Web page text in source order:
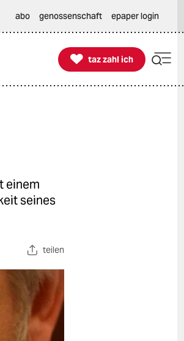
abo genossenschaft epaper login

taz zahl ich
taz zahl ich
einem
seines
teilen